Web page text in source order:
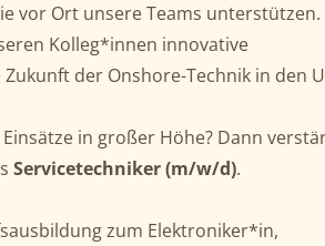
vor Ort unsere Teams unterstützen.
Kolleg*innen innovative
der Onshore-Technik in den
in großer Höhe? Dann
Servicetechniker (m/w/d).
zum Elektroniker*in,